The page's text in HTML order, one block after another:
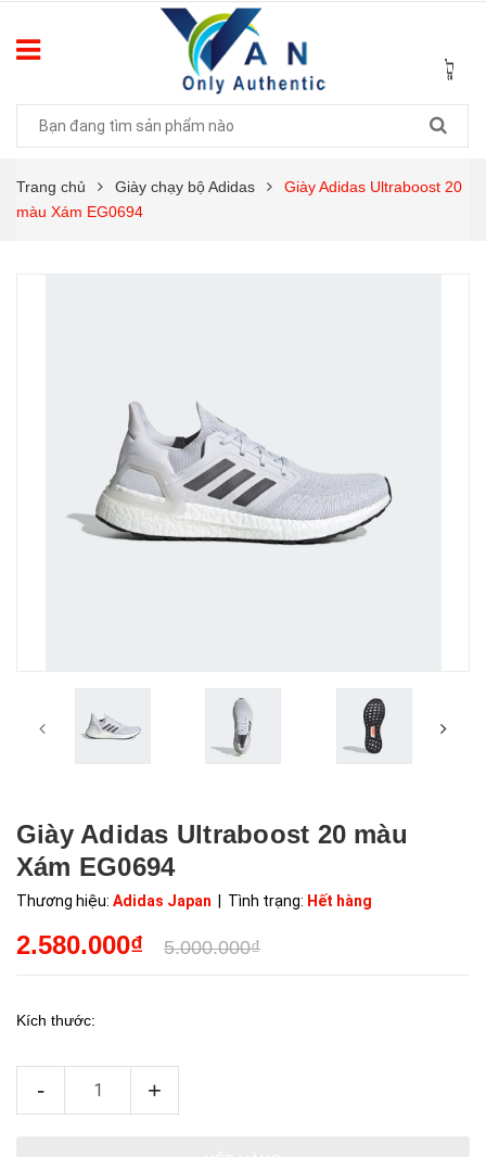
Trang chủ Giày chạy bộ Adidas
Giày Adidas Ultraboost 20
màu Xám EG0694
Giày Adidas Ultraboost 20 màu
Xám EG0694
Thương hiệu: Adidas Japan | Tình trạng: Hết hàng
2.580.000₫ 5.000.000₫
Kích thước:
- +